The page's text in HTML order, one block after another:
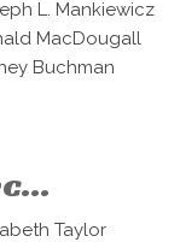
L. Mankiewicz
MacDougall
Buchman
Taylor